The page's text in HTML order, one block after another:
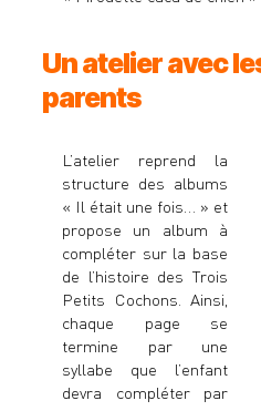
Un atelier avec
parents
L’atelier reprend la
structure des albums
« Il était une fois… » et
propose un album à
compléter sur la base
de l’histoire des Trois
Petits Cochons. Ainsi,
chaque page se
termine par une
syllabe que l’enfant
devra compléter par